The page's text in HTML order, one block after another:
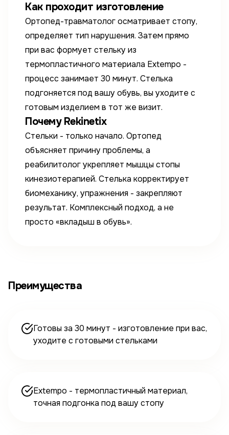
Как проходит изготовление
Ортопед-травматолог осматривает стопу,
определяет тип нарушения. Затем прямо
при вас формует стельку из
термопластичного материала Extempo -
процесс занимает 30 минут. Стелька
подгоняется под вашу обувь, вы уходите с
готовым изделием в тот же визит.
Почему Rekinetix
Стельки - только начало. Ортопед
объясняет причину проблемы, а
реабилитолог укрепляет мышцы стопы
кинезиотерапией. Стелька корректирует
биомеханику, упражнения - закрепляют
результат. Комплексный подход, а не
просто «вкладыш в обувь».
Преимущества
Готовы за 30 минут - изготовление при вас,
уходите с готовыми стельками
Extempo - термопластичный материал,
точная подгонка под вашу стопу